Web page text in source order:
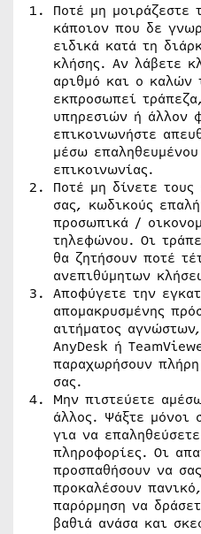
Ποτέ μη μοιράζεστε
κάποιον που δε
ειδικά κατά τη
κλήσης. Αν λάβετε
αριθμό και ο καλών
εκπροσωπεί
υπηρεσιών ή άλλον
επικοινωνήστε
μέσω
επικοινωνίας.
Ποτέ μη δίνετε
σας, κωδικούς
προσωπικά /
τηλεφώνου. Οι
θα ζητήσουν ποτέ
ανεπιθύμητων
Αποφύγετε την
απομακρυσμένης
αιτήματος
AnyDesk ή
παραχωρήσουν
σας.
Μην πιστεύετε
άλλος. Ψάξτε μόνοι
για να
πληροφορίες. Οι
προσπαθήσουν να
προκαλέσουν
παρόρμηση να
βαθιά ανάσα και